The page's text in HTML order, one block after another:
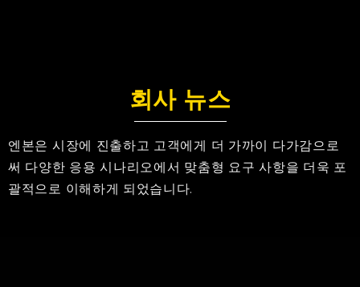
회사 뉴스
엔본은 시장에 진출하고 고객에게 더 가까이 다가감으로
써 다양한 응용 시나리오에서 맞춤형 요구 사항을 더욱 포
괄적으로 이해하게 되었습니다.